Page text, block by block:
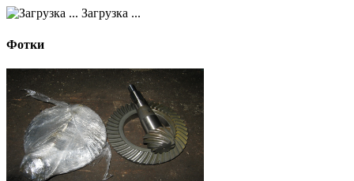
Загрузка ...
Фотки